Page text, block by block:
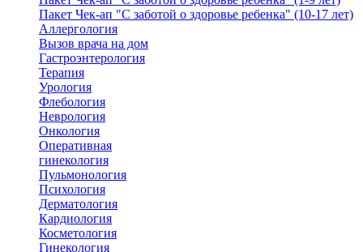
Пакет Чек-ап "С заботой о здоровье ребенка" (10-17 лет)
Аллергология
Вызов врача на дом
Гастроэнтерология
Терапия
Урология
Флебология
Неврология
Онкология
Оперативная
гинекология
Пульмонология
Психология
Дерматология
Кардиология
Косметология
Гинекология